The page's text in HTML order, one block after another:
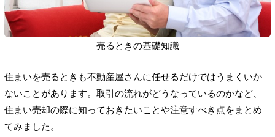
売るときの基礎知識
住まいを売るときも不動産屋さんに任せるだけではうまくいか
ないことがあります。取引の流れがどうなっているのかなど、
住まい売却の際に知っておきたいことや注意すべき点をまとめ
てみました。